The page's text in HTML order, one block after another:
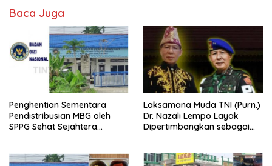
Baca Juga
Penghentian Sementara
Pendistribusian MBG oleh
SPPG Sehat Sejahtera
Laksamana Muda TNI (Purn.)
Dr. Nazali Lempo Layak
Dipertimbangkan sebagai
Berkompromi terhadap